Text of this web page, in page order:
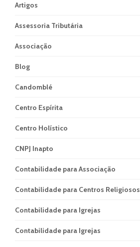
Artigos
Assessoria Tributária
Associação
Blog
Candomblé
Centro Espírita
Centro Holístico
CNPJ Inapto
Contabilidade para Associação
Contabilidade para Centros Religiosos
Contabilidade para Igrejas
Contabilidade para Igrejas